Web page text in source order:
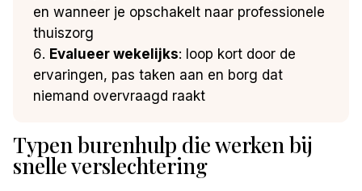
en wanneer je opschakelt naar professionele
thuiszorg
Evalueer wekelijks: loop kort door de
ervaringen, pas taken aan en borg dat
niemand overvraagd raakt
Typen burenhulp die werken bij
snelle verslechtering